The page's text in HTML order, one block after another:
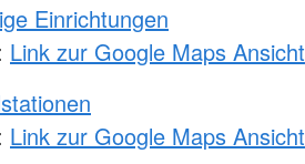
Einrichtungen
Link zur Google Maps Ansicht
Link zur Google Maps Ansicht